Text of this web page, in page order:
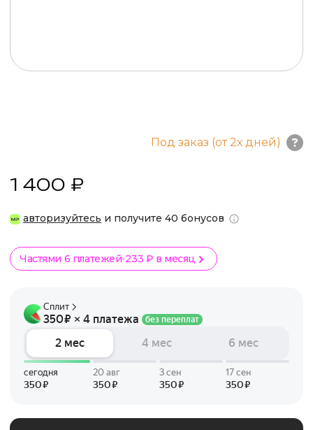
Под заказ (от 2х дней)
1 400 ₽
авторизуйтесь и получите 40 бонусов
Частями 6 платежей 233 ₽ в месяц